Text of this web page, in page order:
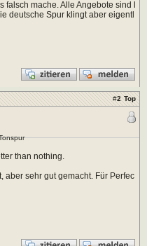
falsch mache. Alle Angebote sind l
deutsche Spur klingt aber eigentl
#2 Top
than nothing.
aber sehr gut gemacht. Für Perfec